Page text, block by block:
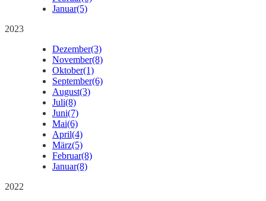
Januar(5)
2023
Dezember(3)
November(8)
Oktober(1)
September(6)
August(3)
Juli(8)
Juni(7)
Mai(6)
April(4)
März(5)
Februar(8)
Januar(8)
2022